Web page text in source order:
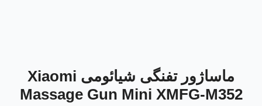
ماساژور تفنگی شیائومی Xiaomi
Massage Gun Mini XMFG-M352